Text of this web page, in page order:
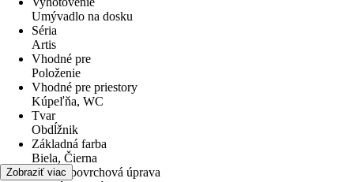
Umývadlo na dosku
Séria
Artis
Vhodné pre
Položenie
Vhodné pre priestory
Kúpeľňa, WC
Tvar
Obdĺžnik
Základná farba
Biela, Čierna
Povrch/povrchová úprava
Zobraziť viac